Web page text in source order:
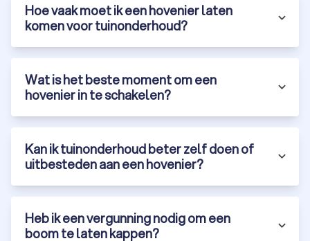
Laat je tuinproject uitvoeren door een ervaren hovenier in
Eemnes en geniet van een prachtige, onderhoudsvriendelijke
tuin. Vraag vandaag nog gratis offertes aan via Trustoo en
Hoe vaak moet ik een hovenier laten
komen voor tuinonderhoud?
Wat is het beste moment om een
hovenier in te schakelen?
Kan ik tuinonderhoud beter zelf doen of
uitbesteden aan een hovenier?
Heb ik een vergunning nodig om een
boom te laten kappen?